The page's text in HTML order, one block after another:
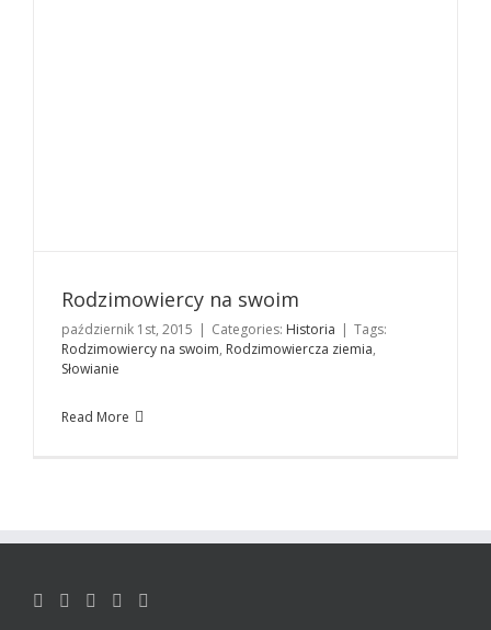
Rodzimowiercy na swoim
październik 1st, 2015 | Categories: Historia | Tags:
Rodzimowiercy na swoim, Rodzimowiercza ziemia,
Słowianie
Read More